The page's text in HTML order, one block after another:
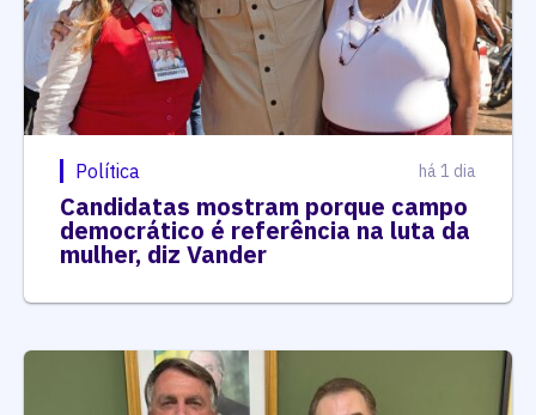
Política há 1 dia
Candidatas mostram porque campo
democrático é referência na luta da
mulher, diz Vander